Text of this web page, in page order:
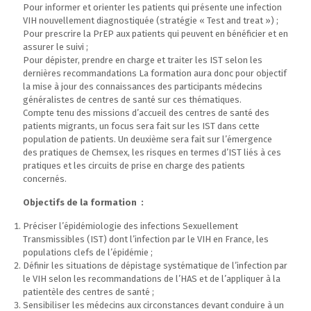
Pour informer et orienter les patients qui présente une infection
VIH nouvellement diagnostiquée (stratégie « Test and treat ») ;
Pour prescrire la PrEP aux patients qui peuvent en bénéficier et en
assurer le suivi ;
Pour dépister, prendre en charge et traiter les IST selon les
dernières recommandations La formation aura donc pour objectif
la mise à jour des connaissances des participants médecins
généralistes de centres de santé sur ces thématiques.
Compte tenu des missions d’accueil des centres de santé des
patients migrants, un focus sera fait sur les IST dans cette
population de patients. Un deuxième sera fait sur l’émergence
des pratiques de Chemsex, les risques en termes d’IST liés à ces
pratiques et les circuits de prise en charge des patients
concernés.
Objectifs de la formation :
Préciser l’épidémiologie des infections Sexuellement
Transmissibles (IST) dont l’infection par le VIH en France, les
populations clefs de l’épidémie ;
Définir les situations de dépistage systématique de l’infection par
le VIH selon les recommandations de l’HAS et de l’appliquer à la
patientèle des centres de santé ;
Sensibiliser les médecins aux circonstances devant conduire à un